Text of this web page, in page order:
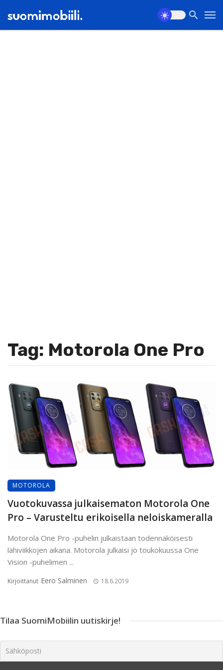
Tag: Motorola One Pro
MOTOROLA
Vuotokuvassa julkaisematon Motorola One
Pro – Varusteltu erikoisella neloiskameralla
Motorola One Pro -puhelin julkaistaan todennäköisesti
lähiviikkojen aikana. Motorola julkaisi jo toukokuussa One
Vision -puhelimen ...
Kirjoittanut Eero Salminen 18.6.2019
Tilaa SuomiMobiilin uutiskirje!